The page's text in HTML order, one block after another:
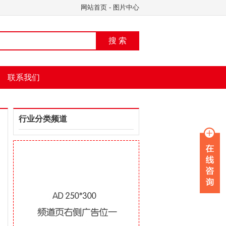
网站首页 - 图片中心
搜 索
联系我们
行业分类频道